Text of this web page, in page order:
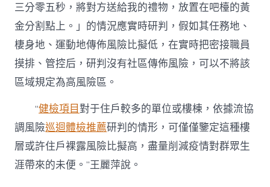
三分零五秒，將對方送給我的禮物，放置在吧檯的黃
金分割點上。」的情況應實時研判，假如其任務地、
棲身地、運動地傳佈風險比擬低，在實時把密接職員
摸排、管控后，研判沒有社區傳佈風險，可以不將該
區域規定為高風險區。
“健檢項目對于住戶較多的單位或樓棟，依據流協
調風險巡迴體檢推薦研判的情形，可僅僅鑒定這種樓
層或許住戶裸露風險比擬高，盡量削減疫情對群眾生
涯帶來的未便。”王麗萍說。